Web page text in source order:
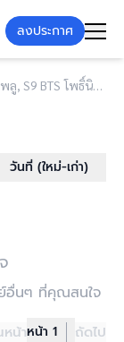
ลงประกาศ
S11 BTS วุฒากาศ, S10 BTS ตลาดพลู, S9 BTS โพธิ์นิมิตร, S8 BTS วงเวียนใหญ่, S7/G1 BTS กรุงธนบุรี, S6 BTS สะพานตากสิน, S5 BTS สุรศักดิ์, S4 BTS เซนต์หลุยส์, S3 BTS ช่องนนทรี, S2 BTS ศาลาแดง, S1 BTS ราชดำริ, CEN BTS สยาม, S12 BTS บางหว้า, W1 BTS สนามกีฬาแห่งชาติ
วันที่ (ใหม่-เก่า)
อื่นๆ ที่คุณสนใจ
น้าหน้า 1 ถัดไป